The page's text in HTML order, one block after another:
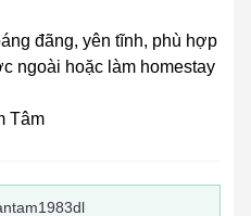
đãng, yên tĩnh, phù hợp
ngoài hoặc làm homestay
Tâm